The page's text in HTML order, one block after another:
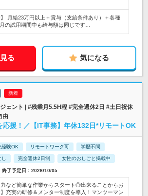
】 月給23万円以上＋賞与（支給条件あり）＋各種
の試用期間中も給与額は同じです…
る 気になる
ェント | #残業月5.5H程 #完全週休2日 #土日祝休
由
応援！／【IT事務】年休132日*リモートOK
経験OK リモートワーク可 学歴不問
完全週休2日制 女性のおしごと掲載中
了予定日：2026/10/05
力など簡単な作業からスタート◎出来ることからお
充実の研修＆メンター制度を導入！マンツーマン